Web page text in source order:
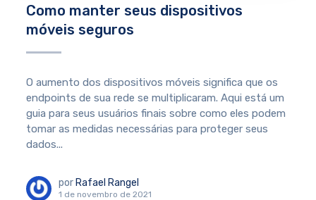
Como manter seus dispositivos
móveis seguros
O aumento dos dispositivos móveis significa que os
endpoints de sua rede se multiplicaram. Aqui está um
guia para seus usuários finais sobre como eles podem
tomar as medidas necessárias para proteger seus
dados...
por Rafael Rangel
1 de novembro de 2021